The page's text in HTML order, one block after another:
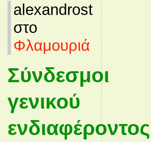
alexandrost
στο
Φλαμουριά
Σύνδεσμοι
γενικού
ενδιαφέροντος